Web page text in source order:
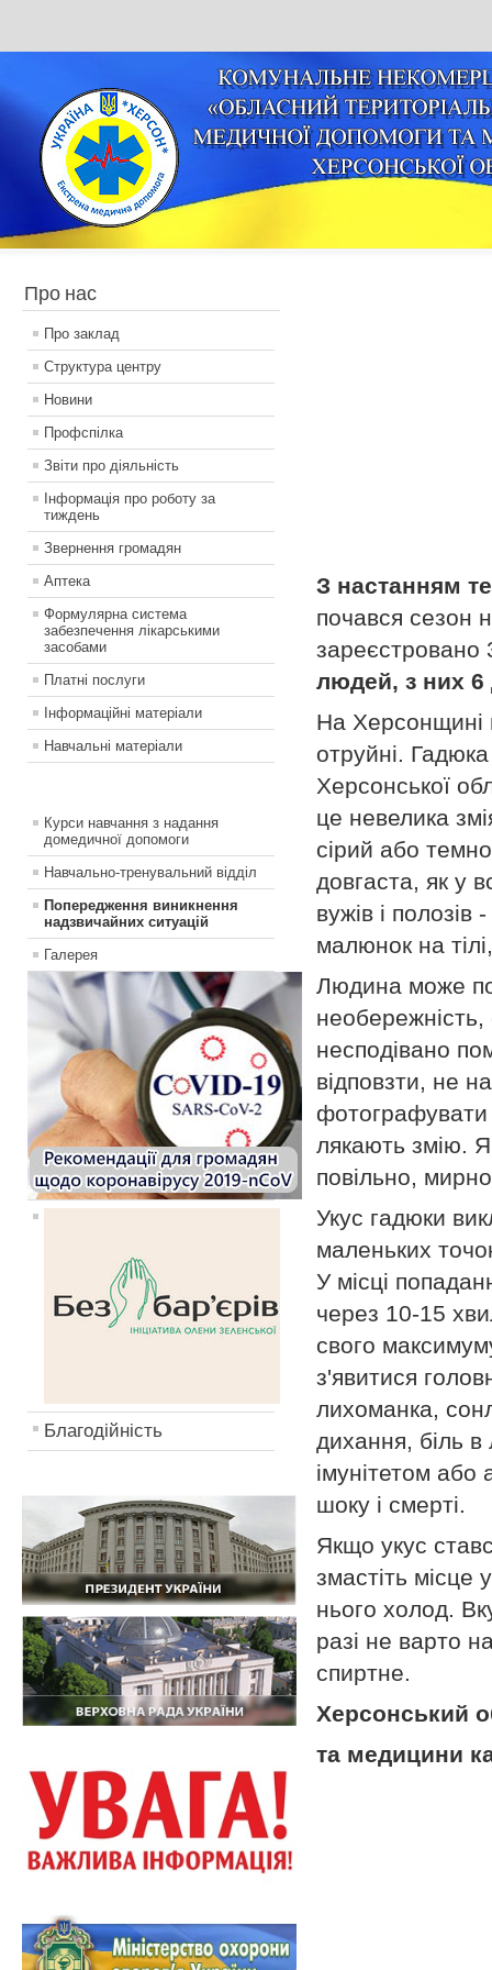
Про нас
Про заклад
Структура центру
Новини
Профспілка
Звіти про діяльність
Інформація про роботу за
тиждень
Звернення громадян
Аптека
Формулярна система
забезпечення лікарськими
засобами
Платні послуги
Інформаційні матеріали
Навчальні матеріали
Курси навчання з надання
домедичної допомоги
Навчально-тренувальний відділ
Попередження виникнення
надзвичайних ситуацій
Галерея
Благодійність
З настанням
почався сезон
зареєстровано
людей, з них 6
На Херсонщині
отруйні.
Херсонської
це невелика
сірий або
довгаста, як у
вужів і
малюнок на
Людина може
несподівано
відповзти, не
фотографувати
лякають змію.
повільно,
Укус гадюки
маленьких
У місці
через 10-15
свого
з'явитися
лихоманка,
дихання, біль
імунітетом або
шоку і смерті.
Якщо укус
змастіть місце
нього холод.
разі не варто
спиртне.
Херсонський
та медицини